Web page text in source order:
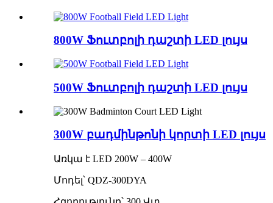
800W Ֆուտբոլի դաշտի LED լույս
500W Ֆուտբոլի դաշտի LED լույս
300W բադմինթոնի կորտի LED լույս
Առկա է LED 200W – 400W
Մոդել՝ QDZ-300DYA